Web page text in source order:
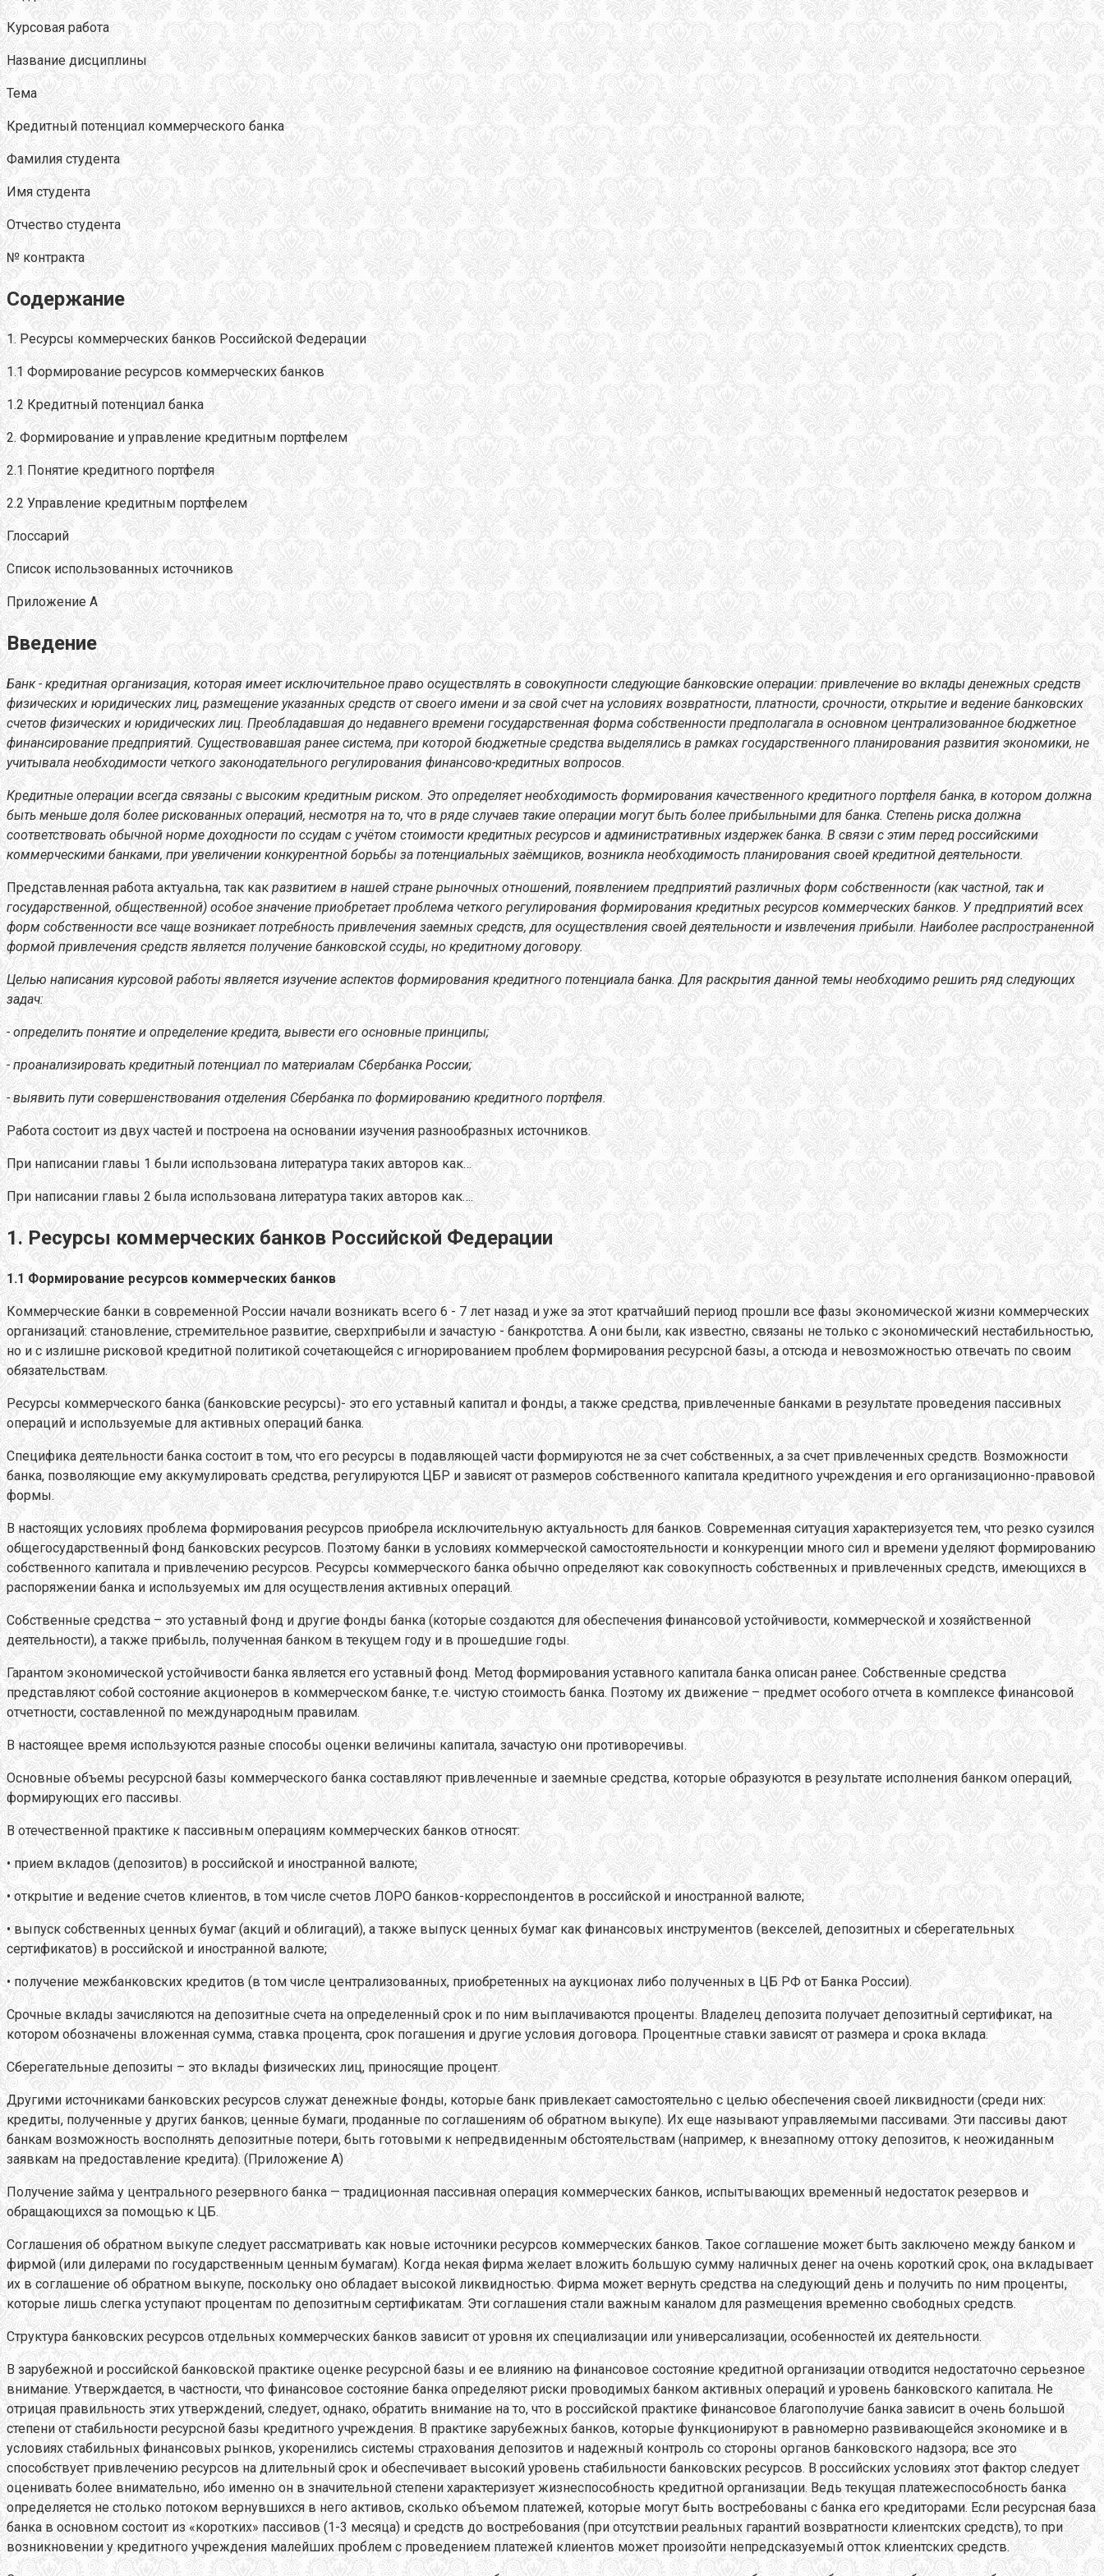
Курсовая работа
Название дисциплины
Тема
Кредитный потенциал коммерческого банка
Фамилия студента
Имя студента
Отчество студента
№ контракта
Содержание
1. Ресурсы коммерческих банков Российской Федерации
1.1 Формирование ресурсов коммерческих банков
1.2 Кредитный потенциал банка
2. Формирование и управление кредитным портфелем
2.1 Понятие кредитного портфеля
2.2 Управление кредитным портфелем
Глоссарий
Список использованных источников
Приложение А
Введение
Банк - кредитная организация, которая имеет исключительное право осуществлять в совокупности следующие банковские операции: привлечение во вклады денежных средств
физических и юридических лиц, размещение указанных средств от своего имени и за свой счет на условиях возвратности, платности, срочности, открытие и ведение банковских
счетов физических и юридических лиц. Преобладавшая до недавнего времени государственная форма собственности предполагала в основном централизованное бюджетное
финансирование предприятий. Существовавшая ранее система, при которой бюджетные средства выделялись в рамках государственного планирования развития экономики, не
учитывала необходимости четкого законодательного регулирования финансово-кредитных вопросов.
Кредитные операции всегда связаны с высоким кредитным риском. Это определяет необходимость формирования качественного кредитного портфеля банка, в котором должна
быть меньше доля более рискованных операций, несмотря на то, что в ряде случаев такие операции могут быть более прибыльными для банка. Степень риска должна
соответствовать обычной норме доходности по ссудам с учётом стоимости кредитных ресурсов и административных издержек банка. В связи с этим перед российскими
коммерческими банками, при увеличении конкурентной борьбы за потенциальных заёмщиков, возникла необходимость планирования своей кредитной деятельности.
Представленная работа актуальна, так как развитием в нашей стране рыночных отношений, появлением предприятий различных форм собственности (как частной, так и
государственной, общественной) особое значение приобретает проблема четкого регулирования формирования кредитных ресурсов коммерческих банков. У предприятий всех
форм собственности все чаще возникает потребность привлечения заемных средств, для осуществления своей деятельности и извлечения прибыли. Наиболее распространенной
формой привлечения средств является получение банковской ссуды, но кредитному договору.
Целью написания курсовой работы является изучение аспектов формирования кредитного потенциала банка. Для раскрытия данной темы необходимо решить ряд следующих
задач:
- определить понятие и определение кредита, вывести его основные принципы;
- проанализировать кредитный потенциал по материалам Сбербанка России;
- выявить пути совершенствования отделения Сбербанка по формированию кредитного портфеля.
Работа состоит из двух частей и построена на основании изучения разнообразных источников.
При написании главы 1 были использована литература таких авторов как…
При написании главы 2 была использована литература таких авторов как….
1. Ресурсы коммерческих банков Российской Федерации
1.1 Формирование ресурсов коммерческих банков
Коммерческие банки в современной России начали возникать всего 6 - 7 лет назад и уже за этот кратчайший период прошли все фазы экономической жизни коммерческих
организаций: становление, стремительное развитие, сверхприбыли и зачастую - банкротства. А они были, как известно, связаны не только с экономический нестабильностью,
но и с излишне рисковой кредитной политикой сочетающейся с игнорированием проблем формирования ресурсной базы, а отсюда и невозможностью отвечать по своим
обязательствам.
Ресурсы коммерческого банка (банковские ресурсы)- это его уставный капитал и фонды, а также средства, привлеченные банками в результате проведения пассивных
операций и используемые для активных операций банка.
Специфика деятельности банка состоит в том, что его ресурсы в подавляющей части формируются не за счет собственных, а за счет привлеченных средств. Возможности
банка, позволяющие ему аккумулировать средства, регулируются ЦБР и зависят от размеров собственного капитала кредитного учреждения и его организационно-правовой
формы.
В настоящих условиях проблема формирования ресурсов приобрела исключительную актуальность для банков. Современная ситуация характеризуется тем, что резко сузился
общегосударственный фонд банковских ресурсов. Поэтому банки в условиях коммерческой самостоятельности и конкуренции много сил и времени уделяют формированию
собственного капитала и привлечению ресурсов. Ресурсы коммерческого банка обычно определяют как совокупность собственных и привлеченных средств, имеющихся в
распоряжении банка и используемых им для осуществления активных операций.
Собственные средства – это уставный фонд и другие фонды банка (которые создаются для обеспечения финансовой устойчивости, коммерческой и хозяйственной
деятельности), а также прибыль, полученная банком в текущем году и в прошедшие годы.
Гарантом экономической устойчивости банка является его уставный фонд. Метод формирования уставного капитала банка описан ранее. Собственные средства
представляют собой состояние акционеров в коммерческом банке, т.е. чистую стоимость банка. Поэтому их движение – предмет особого отчета в комплексе финансовой
отчетности, составленной по международным правилам.
В настоящее время используются разные способы оценки величины капитала, зачастую они противоречивы.
Основные объемы ресурсной базы коммерческого банка составляют привлеченные и заемные средства, которые образуются в результате исполнения банком операций,
формирующих его пассивы.
В отечественной практике к пассивным операциям коммерческих банков относят:
• прием вкладов (депозитов) в российской и иностранной валюте;
• открытие и ведение счетов клиентов, в том числе счетов ЛОРО банков-корреспондентов в российской и иностранной валюте;
• выпуск собственных ценных бумаг (акций и облигаций), а также выпуск ценных бумаг как финансовых инструментов (векселей, депозитных и сберегательных
сертификатов) в российской и иностранной валюте;
• получение межбанковских кредитов (в том числе централизованных, приобретенных на аукционах либо полученных в ЦБ РФ от Банка России).
Срочные вклады зачисляются на депозитные счета на определенный срок и по ним выплачиваются проценты. Владелец депозита получает депозитный сертификат, на
котором обозначены вложенная сумма, ставка процента, срок погашения и другие условия договора. Процентные ставки зависят от размера и срока вклада.
Сберегательные депозиты – это вклады физических лиц, приносящие процент.
Другими источниками банковских ресурсов служат денежные фонды, которые банк привлекает самостоятельно с целью обеспечения своей ликвидности (среди них:
кредиты, полученные у других банков; ценные бумаги, проданные по соглашениям об обратном выкупе). Их еще называют управляемыми пассивами. Эти пассивы дают
банкам возможность восполнять депозитные потери, быть готовыми к непредвиденным обстоятельствам (например, к внезапному оттоку депозитов, к неожиданным
заявкам на предоставление кредита). (Приложение А)
Получение займа у центрального резервного банка — традиционная пассивная операция коммерческих банков, испытывающих временный недостаток резервов и
обращающихся за помощью к ЦБ.
Соглашения об обратном выкупе следует рассматривать как новые источники ресурсов коммерческих банков. Такое соглашение может быть заключено между банком и
фирмой (или дилерами по государственным ценным бумагам). Когда некая фирма желает вложить большую сумму наличных денег на очень короткий срок, она вкладывает
их в соглашение об обратном выкупе, поскольку оно обладает высокой ликвидностью. Фирма может вернуть средства на следующий день и получить по ним проценты,
которые лишь слегка уступают процентам по депозитным сертификатам. Эти соглашения стали важным каналом для размещения временно свободных средств.
Структура банковских ресурсов отдельных коммерческих банков зависит от уровня их специализации или универсализации, особенностей их деятельности.
В зарубежной и российской банковской практике оценке ресурсной базы и ее влиянию на финансовое состояние кредитной организации отводится недостаточно серьезное
внимание. Утверждается, в частности, что финансовое состояние банка определяют риски проводимых банком активных операций и уровень банковского капитала. Не
отрицая правильность этих утверждений, следует, однако, обратить внимание на то, что в российской практике финансовое благополучие банка зависит в очень большой
степени от стабильности ресурсной базы кредитного учреждения. В практике зарубежных банков, которые функционируют в равномерно развивающейся экономике и в
условиях стабильных финансовых рынков, укоренились системы страхования депозитов и надежный контроль со стороны органов банковского надзора; все это
способствует привлечению ресурсов на длительный срок и обеспечивает высокий уровень стабильности банковских ресурсов. В российских условиях этот фактор следует
оценивать более внимательно, ибо именно он в значительной степени характеризует жизнеспособность кредитной организации. Ведь текущая платежеспособность банка
определяется не столько потоком вернувшихся в него активов, сколько объемом платежей, которые могут быть востребованы с банка его кредиторами. Если ресурсная база
банка в основном состоит из «коротких» пассивов (1-3 месяца) и средств до востребования (при отсутствии реальных гарантий возвратности клиентских средств), то при
возникновении у кредитного учреждения малейших проблем с проведением платежей клиентов может произойти непредсказуемый отток клиентских средств.